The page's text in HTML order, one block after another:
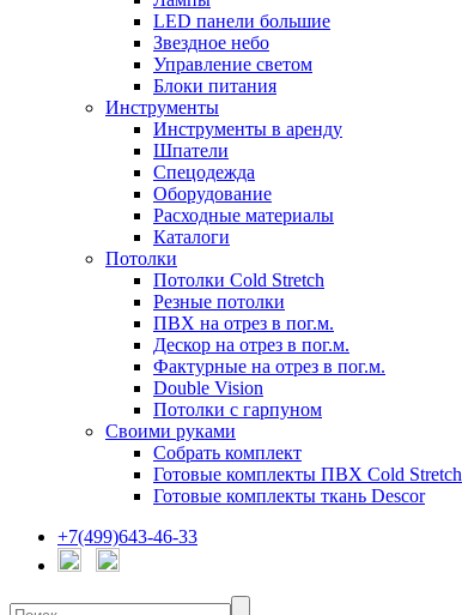
LED панели большие
Звездное небо
Управление светом
Блоки питания
Инструменты
Инструменты в аренду
Шпатели
Спецодежда
Оборудование
Расходные материалы
Каталоги
Потолки
Потолки Cold Stretch
Резные потолки
ПВХ на отрез в пог.м.
Дескор на отрез в пог.м.
Фактурные на отрез в пог.м.
Double Vision
Потолки с гарпуном
Своими руками
Собрать комплект
Готовые комплекты ПВХ Cold Stretch
Готовые комплекты ткань Descor
+7(499)643-46-33